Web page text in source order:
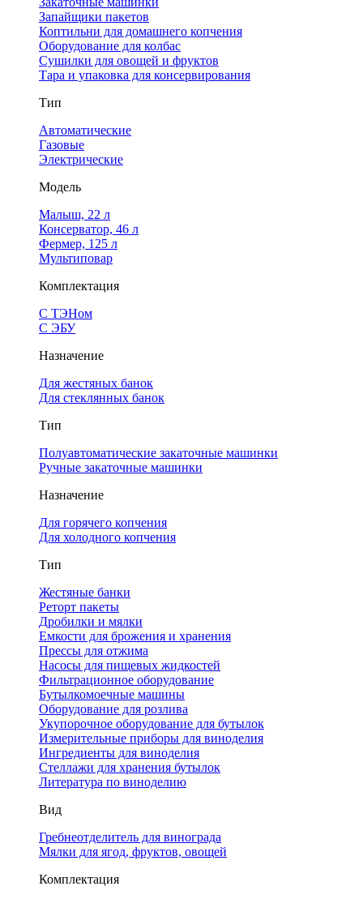
Запайщики пакетов
Коптильни для домашнего копчения
Оборудование для колбас
Сушилки для овощей и фруктов
Тара и упаковка для консервирования
Тип
Автоматические
Газовые
Электрические
Модель
Малыш, 22 л
Консерватор, 46 л
Фермер, 125 л
Мультиповар
Комплектация
С ТЭНом
С ЭБУ
Назначение
Для жестяных банок
Для стеклянных банок
Тип
Полуавтоматические закаточные машинки
Ручные закаточные машинки
Назначение
Для горячего копчения
Для холодного копчения
Тип
Жестяные банки
Реторт пакеты
Дробилки и мялки
Емкости для брожения и хранения
Прессы для отжима
Насосы для пищевых жидкостей
Фильтрационное оборудование
Бутылкомоечные машины
Оборудование для розлива
Укупорочное оборудование для бутылок
Измерительные приборы для виноделия
Ингредиенты для виноделия
Стеллажи для хранения бутылок
Литература по виноделию
Вид
Гребнеотделитель для винограда
Мялки для ягод, фруктов, овощей
Комплектация